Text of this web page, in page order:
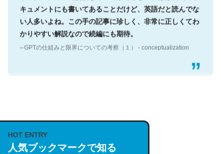
キュメントにも書いてあることだけど、英語だと読んでな
い人多いよね。この手の記事に珍しく、非常に正しくてわ
かりやすい解説なので続編にも期待。
─GPTの仕組みと限界についての考察（１） - conceptualization
説してる記事が少ないので貴重な良記事。/続編来た
https://isobe324649.hatenablog.com/entry/2023/03/27
/064121
HOT ENTRY
人気ブックマークで知る